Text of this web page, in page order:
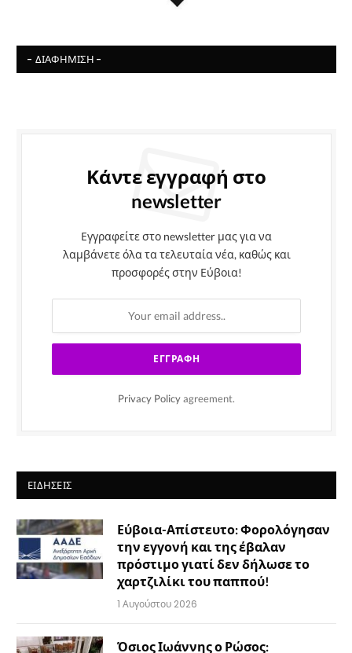
- ΔΙΑΦΉΜΙΣΗ -
Κάντε εγγραφή στο
newsletter
Εγγραφείτε στο newsletter μας για να
λαμβάνετε όλα τα τελευταία νέα, καθώς και
προσφορές στην Εύβοια!
Privacy Policy agreement.
ΕΙΔΉΣΕΙΣ
Εύβοια-Απίστευτο: Φορολόγησαν
την εγγονή και της έβαλαν
πρόστιμο γιατί δεν δήλωσε το
χαρτζιλίκι του παππού!
1 Αυγούστου 2026
Όσιος Ιωάννης ο Ρώσος: